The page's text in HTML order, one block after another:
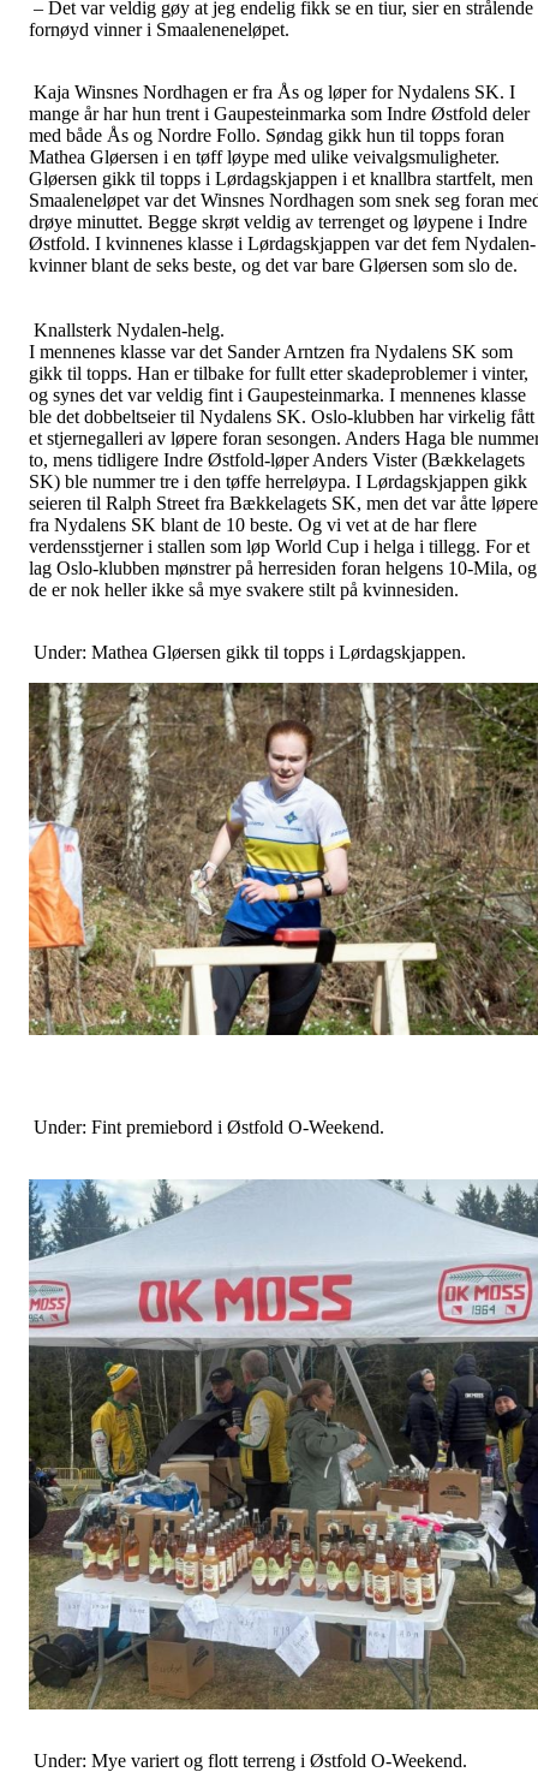
– Det var veldig gøy at jeg endelig fikk se en tiur, sier en strålende
fornøyd vinner i Smaaleneneløpet.
Kaja Winsnes Nordhagen er fra Ås og løper for Nydalens SK. I
mange år har hun trent i Gaupesteinmarka som Indre Østfold deler
med både Ås og Nordre Follo. Søndag gikk hun til topps foran
Mathea Gløersen i en tøff løype med ulike veivalgsmuligheter.
Gløersen gikk til topps i Lørdagskjappen i et knallbra startfelt, men
Smaaleneløpet var det Winsnes Nordhagen som snek seg foran
drøye minuttet. Begge skrøt veldig av terrenget og løypene i Indre
Østfold. I kvinnenes klasse i Lørdagskjappen var det fem Nydalen-
kvinner blant de seks beste, og det var bare Gløersen som slo de.
Knallsterk Nydalen-helg.
I mennenes klasse var det Sander Arntzen fra Nydalens SK som
gikk til topps. Han er tilbake for fullt etter skadeproblemer i vinter,
og synes det var veldig fint i Gaupesteinmarka. I mennenes klasse
ble det dobbeltseier til Nydalens SK. Oslo-klubben har virkelig fått
et stjernegalleri av løpere foran sesongen. Anders Haga ble
to, mens tidligere Indre Østfold-løper Anders Vister (Bækkelagets
SK) ble nummer tre i den tøffe herreløypa. I Lørdagskjappen gikk
seieren til Ralph Street fra Bækkelagets SK, men det var åtte løpere
fra Nydalens SK blant de 10 beste. Og vi vet at de har flere
verdensstjerner i stallen som løp World Cup i helga i tillegg. For et
lag Oslo-klubben mønstrer på herresiden foran helgens 10-Mila, og
de er nok heller ikke så mye svakere stilt på kvinnesiden.
Under: Mathea Gløersen gikk til topps i Lørdagskjappen.
Under: Fint premiebord i Østfold O-Weekend.
Under: Mye variert og flott terreng i Østfold O-Weekend.